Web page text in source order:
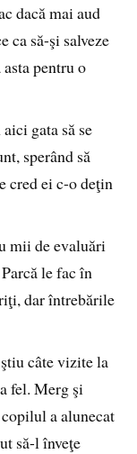
dacă mai aud
ca să-şi salveze
pentru o
gata să se
sperând să
cred ei c-o deţin
mii de evaluări
le fac în
dar întrebările
câte vizite la
fel. Merg şi
a alunecat
să-l înveţe